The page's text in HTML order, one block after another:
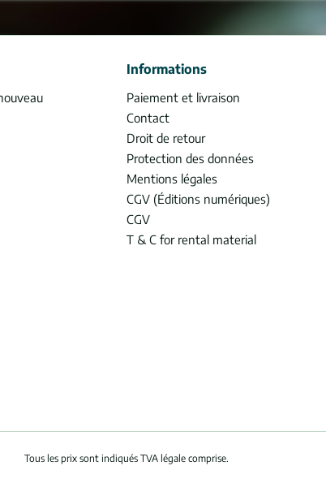
Informations
Paiement et livraison
Contact
Droit de retour
Protection des données
Mentions légales
CGV (Éditions numériques)
CGV
T & C for rental material
Tous les prix sont indiqués TVA légale comprise.